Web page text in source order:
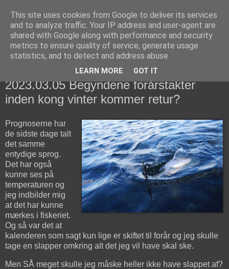
fiskedagbog.dk
Havørredfiskeri, tordenvejr og rav i (en skøn?) tre-enighed
2023.03.05 Begyndene forårstakter
inden kong vinter kommer retur?
Prognoserne har
de sidste dage talt
det samme
entydige sprog.
Det har også
kunne ses på
temperaturen og
jeg indbilder mig
at det har kunne
mærkes i fiskeriet.
Og så var det at
kalenderen som sagt kun lige er skiftet til forår og jeg skulle
tage en slapper omkring alt det jeg vil have skal ske.
Men SÅ meget skulle jeg måske heller ikke have slappet af?
This site uses cookies from Google to deliver its services
and to analyze traffic. Your IP address and user-agent are
shared with Google along with performance and security
metrics to ensure quality of service, generate usage
statistics, and to detect and address abuse.
LEARN MORE GOT IT